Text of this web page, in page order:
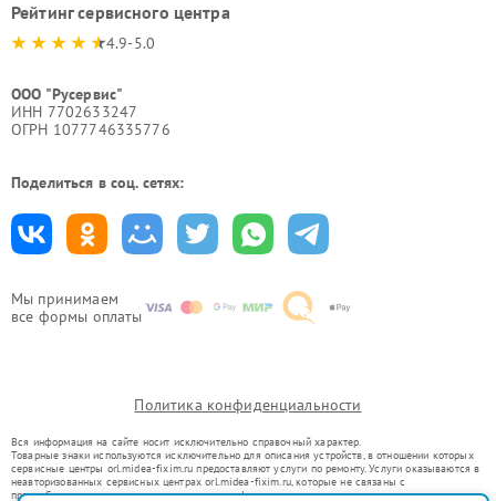
Мы принимаем
все формы оплаты
Рейтинг сервисного центра
4.9-5.0
ООО "Русервис"
ИНН 7702633247
ОГРН 1077746335776
Поделиться в соц. сетях:
Политика конфиденциальности
Вся информация на сайте носит исключительно справочный характер.
Товарные знаки используются исключительно для описания устройств, в отношении которых
сервисные центры orl.midea-fixim.ru предоставляют услуги по ремонту. Услуги оказываются в
неавторизованных сервисных центрах orl.midea-fixim.ru, которые не связаны с
правообладателями товарных знаков или их официальными представителями.